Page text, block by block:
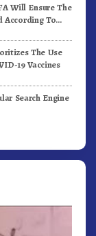
Will Ensure The
According To
The Use
19 Vaccines
Search Engine